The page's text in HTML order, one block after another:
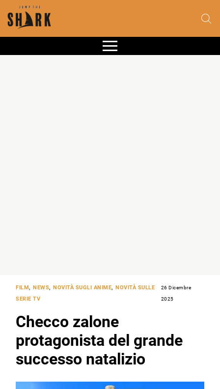
FILM, NEWS, NOVITÀ SUGLI ANIME,
NOVITÀ SULLE
SERIE TV
26 Dicembre
2025
Checco zalone
protagonista del grande
successo natalizio